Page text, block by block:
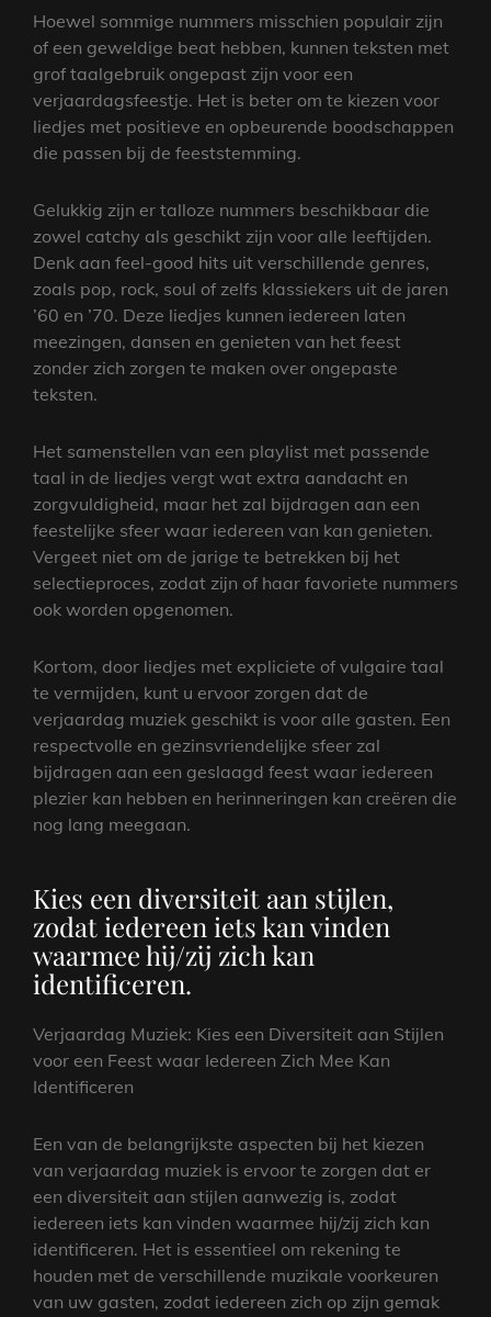
Hoewel sommige nummers misschien populair zijn
of een geweldige beat hebben, kunnen teksten met
grof taalgebruik ongepast zijn voor een
verjaardagsfeestje. Het is beter om te kiezen voor
liedjes met positieve en opbeurende boodschappen
die passen bij de feeststemming.
Gelukkig zijn er talloze nummers beschikbaar die
zowel catchy als geschikt zijn voor alle leeftijden.
Denk aan feel-good hits uit verschillende genres,
zoals pop, rock, soul of zelfs klassiekers uit de jaren
’60 en ’70. Deze liedjes kunnen iedereen laten
meezingen, dansen en genieten van het feest
zonder zich zorgen te maken over ongepaste
teksten.
Het samenstellen van een playlist met passende
taal in de liedjes vergt wat extra aandacht en
zorgvuldigheid, maar het zal bijdragen aan een
feestelijke sfeer waar iedereen van kan genieten.
Vergeet niet om de jarige te betrekken bij het
selectieproces, zodat zijn of haar favoriete nummers
ook worden opgenomen.
Kortom, door liedjes met expliciete of vulgaire taal
te vermijden, kunt u ervoor zorgen dat de
verjaardag muziek geschikt is voor alle gasten. Een
respectvolle en gezinsvriendelijke sfeer zal
bijdragen aan een geslaagd feest waar iedereen
plezier kan hebben en herinneringen kan creëren die
nog lang meegaan.
Kies een diversiteit aan stijlen,
zodat iedereen iets kan vinden
waarmee hij/zij zich kan
identificeren.
Verjaardag Muziek: Kies een Diversiteit aan Stijlen
voor een Feest waar Iedereen Zich Mee Kan
Identificeren
Een van de belangrijkste aspecten bij het kiezen
van verjaardag muziek is ervoor te zorgen dat er
een diversiteit aan stijlen aanwezig is, zodat
iedereen iets kan vinden waarmee hij/zij zich kan
identificeren. Het is essentieel om rekening te
houden met de verschillende muzikale voorkeuren
van uw gasten, zodat iedereen zich op zijn gemak